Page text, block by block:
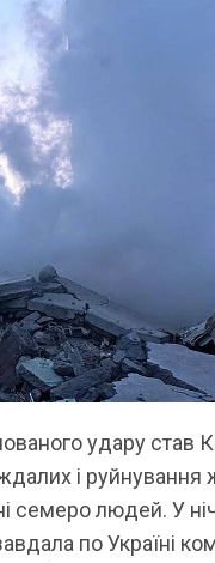
удару став
і руйнування
семеро людей. У
по Україні